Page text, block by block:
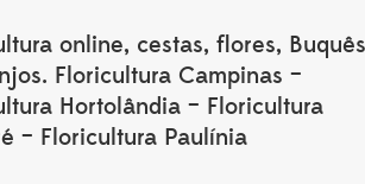
online, cestas, flores, Buquês
Floricultura Campinas –
Hortolândia – Floricultura
– Floricultura Paulínia